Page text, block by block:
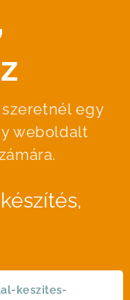
egy
weboldalt
keszites-